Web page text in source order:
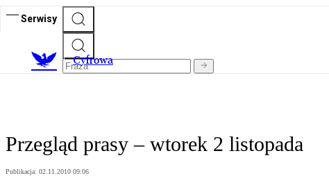
Serwisy
Cyfrowa
Przegląd prasy – wtorek 2 listopada
Publikacja: 02.11.2010 09:06